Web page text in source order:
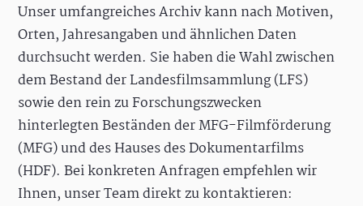
Unser umfangreiches Archiv kann nach Motiven,
Orten, Jahresangaben und ähnlichen Daten
durchsucht werden. Sie haben die Wahl zwischen
dem Bestand der Landesfilmsammlung (LFS)
sowie den rein zu Forschungszwecken
hinterlegten Beständen der MFG-Filmförderung
(MFG) und des Hauses des Dokumentarfilms
(HDF). Bei konkreten Anfragen empfehlen wir
Ihnen, unser Team direkt zu kontaktieren: